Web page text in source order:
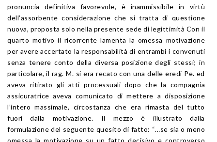
pronuncia definitiva favorevole, è inammissibile in virtù
dell’assorbente considerazione che si tratta di questione
nuova, proposta solo nella presente sede di legittimità Con il
quarto motivo il ricorrente lamenta la omessa motivazione
per avere accertato la responsabilità di entrambi i convenuti
senza tenere conto della diversa posizione degli stessi; in
particolare, il rag. M. si era recato con una delle eredi Pe. ed
aveva ritirato gli atti processuali dopo che la compagnia
assicuratrice aveva comunicato di mettere a disposizione
l’intero massimale, circostanza che era rimasta del tutto
fuori dalla motivazione. Il mezzo è illustrato dalla
formulazione del seguente quesito di fatto: “…se sia o meno
omessa la motivazione su un fatto decisivo e controverso